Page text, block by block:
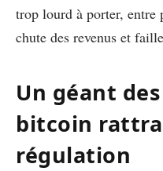
trop lourd à porter, entre
chute des revenus et
Un géant
bitcoin
régulation